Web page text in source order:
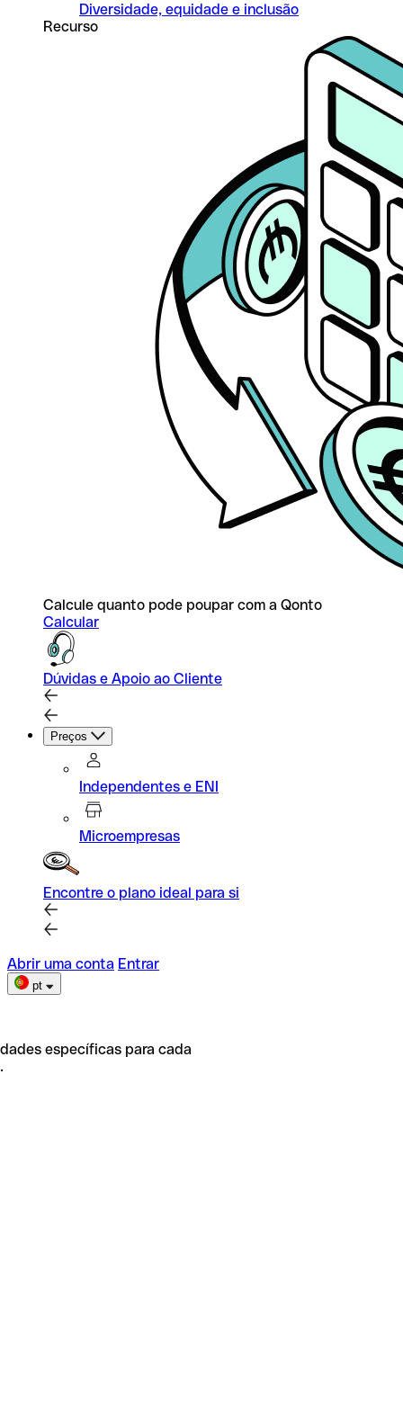
Diversidade, equidade e inclusão
Recurso
Calcule quanto pode poupar com a Qonto
Calcular
Dúvidas e Apoio ao Cliente
Preços
Independentes e ENI
Microempresas
Encontre o plano ideal para si
Abrir uma conta Entrar
pt
específicas para cada